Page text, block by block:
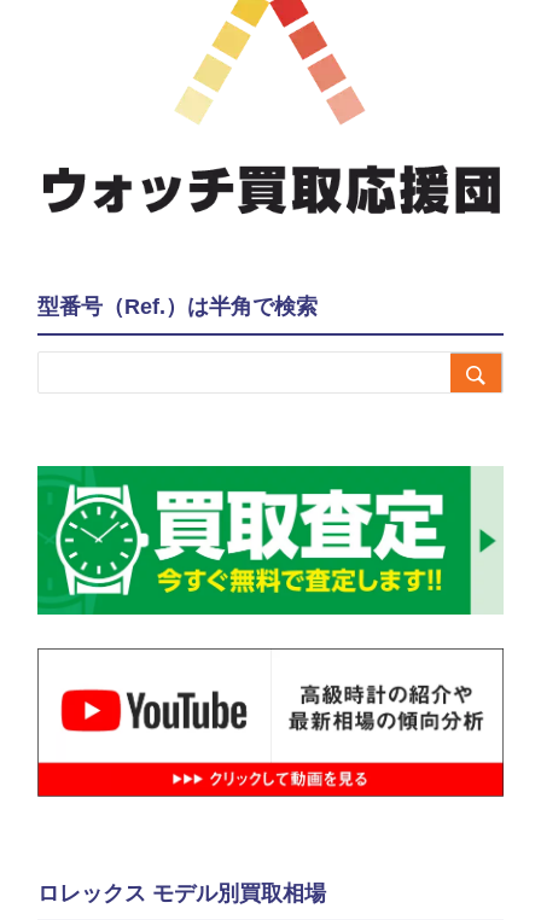
型番号（Ref.）は半角で検索

ロレックス モデル別買取相場